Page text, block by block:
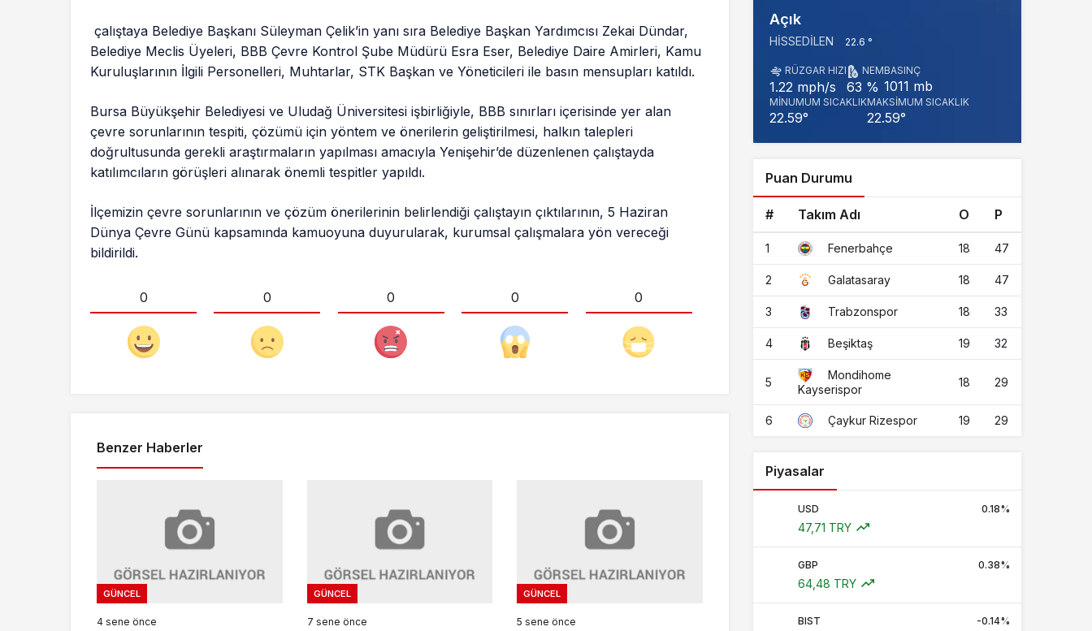
çalıştaya Belediye Başkanı Süleyman Çelik’in yanı sıra Belediye Başkan Yardımcısı Zekai Dündar,
Belediye Meclis Üyeleri, BBB Çevre Kontrol Şube Müdürü Esra Eser, Belediye Daire Amirleri, Kamu
Kuruluşlarının İlgili Personelleri, Muhtarlar, STK Başkan ve Yöneticileri ile basın mensupları katıldı.
Bursa Büyükşehir Belediyesi ve Uludağ Üniversitesi işbirliğiyle, BBB sınırları içerisinde yer alan
çevre sorunlarının tespiti, çözümü için yöntem ve önerilerin geliştirilmesi, halkın talepleri
doğrultusunda gerekli araştırmaların yapılması amacıyla Yenişehir’de düzenlenen çalıştayda
katılımcıların görüşleri alınarak önemli tespitler yapıldı.
İlçemizin çevre sorunlarının ve çözüm önerilerinin belirlendiği çalıştayın çıktılarının, 5 Haziran
Dünya Çevre Günü kapsamında kamuoyuna duyurularak, kurumsal çalışmalara yön vereceği
bildirildi.
0 0 0 0 0
Benzer Haberler
GÜNCEL
4 sene önce
GÜNCEL
7 sene önce
GÜNCEL
5 sene önce
Açık
HISSEDILEN 22.6 °
RÜZGAR HIZI
1.22 mph/s
NEM
63 %
BASINÇ
1011 mb
MINUMUM SICAKLIK
22.59°
MAKSIMUM SICAKLIK
22.59°
Puan Durumu
# Takım Adı O P
1 Fenerbahçe 18 47
2 Galatasaray 18 47
3 Trabzonspor 18 33
4 Beşiktaş 19 32
5
Mondihome
Kayserispor
18 29
6 Çaykur Rizespor 19 29
Piyasalar
USD 0.18%
47,71 TRY
GBP 0.38%
64,48 TRY
BIST -0.14%